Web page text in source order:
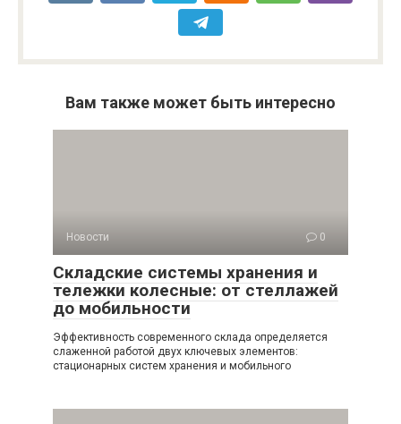
Вам также может быть интересно
Новости 0
Складские системы хранения и
тележки колесные: от стеллажей
до мобильности
Эффективность современного склада определяется
слаженной работой двух ключевых элементов:
стационарных систем хранения и мобильного